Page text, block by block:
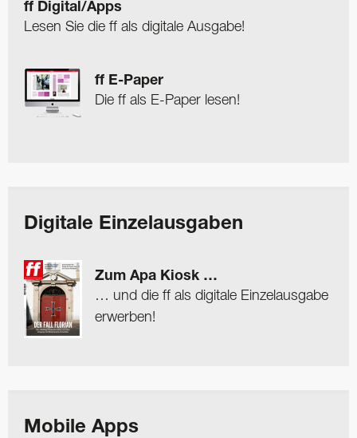
ff Digital/Apps
Lesen Sie die ff als digitale Ausgabe!
ff E-Paper
Die ff als E-Paper lesen!
Digitale Einzelausgaben
Zum Apa Kiosk …
… und die ff als digitale Einzelausgabe
erwerben!
Mobile Apps